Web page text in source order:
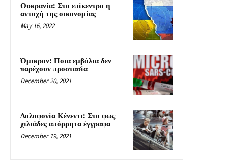
Ουκρανία: Στο επίκεντρο η
αντοχή της οικονομίας
May 16, 2022
Όμικρον: Ποια εμβόλια δεν
παρέχουν προστασία
December 20, 2021
Δολοφονία Κένεντι: Στο φως
χιλιάδες απόρρητα έγγραφα
December 19, 2021